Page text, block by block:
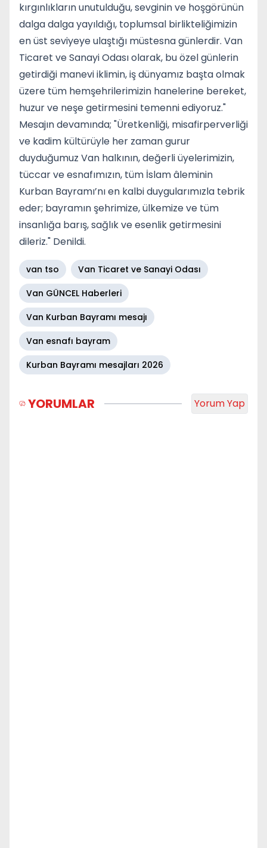
kırgınlıkların unutulduğu, sevginin ve hoşgörünün
dalga dalga yayıldığı, toplumsal birlikteliğimizin
en üst seviyeye ulaştığı müstesna günlerdir. Van
Ticaret ve Sanayi Odası olarak, bu özel günlerin
getirdiği manevi iklimin, iş dünyamız başta olmak
üzere tüm hemşehrilerimizin hanelerine bereket,
huzur ve neşe getirmesini temenni ediyoruz."
Mesajın devamında; "Üretkenliği, misafirperverliği
ve kadim kültürüyle her zaman gurur
duyduğumuz Van halkının, değerli üyelerimizin,
tüccar ve esnafımızın, tüm İslam âleminin
Kurban Bayramı’nı en kalbi duygularımızla tebrik
eder; bayramın şehrimize, ülkemize ve tüm
insanlığa barış, sağlık ve esenlik getirmesini
dileriz." Denildi.
van tso
Van Ticaret ve Sanayi Odası
Van GÜNCEL Haberleri
Van Kurban Bayramı mesajı
Van esnafı bayram
Kurban Bayramı mesajları 2026
YORUMLAR Yorum Yap